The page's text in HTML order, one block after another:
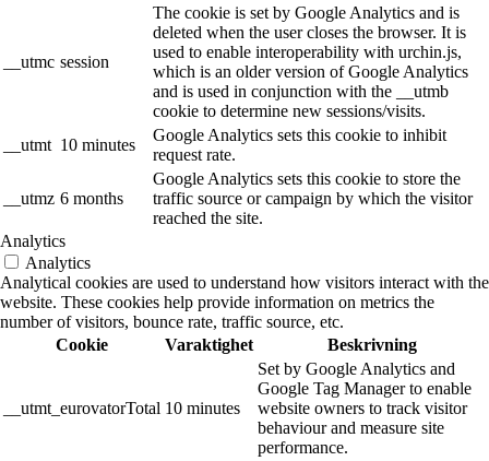
__utmc session
The cookie is set by Google Analytics and is
deleted when the user closes the browser. It is
used to enable interoperability with urchin.js,
which is an older version of Google Analytics
and is used in conjunction with the __utmb
cookie to determine new sessions/visits.
__utmt 10 minutes
Google Analytics sets this cookie to inhibit
request rate.
__utmz 6 months
Google Analytics sets this cookie to store the
traffic source or campaign by which the visitor
reached the site.
Analytics
Analytics
Analytical cookies are used to understand how visitors interact with the
website. These cookies help provide information on metrics the
number of visitors, bounce rate, traffic source, etc.
Cookie
Varaktighet Beskrivning
__utmt_eurovatorTotal 10 minutes
Set by Google Analytics and
Google Tag Manager to enable
website owners to track visitor
behaviour and measure site
performance.